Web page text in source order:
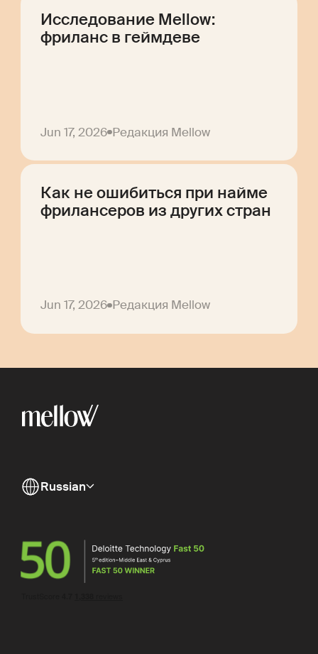
Исследование Mellow:
фриланс в геймдеве
Jun 17, 2026 Редакция Mellow
Как не ошибиться при найме
фрилансеров из других стран
Jun 17, 2026 Редакция Mellow
Russian